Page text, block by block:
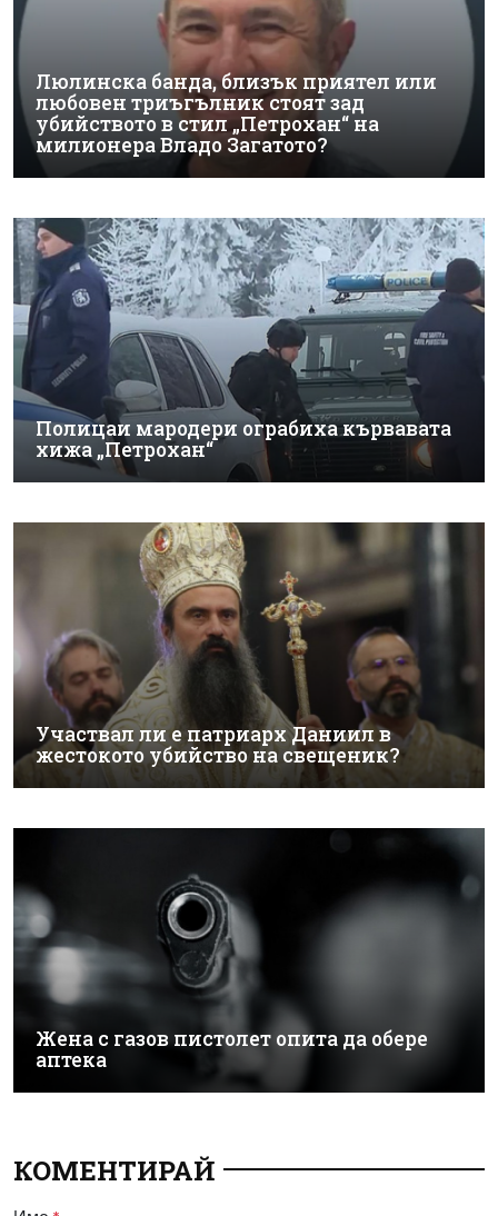
Люлинска банда, близък приятел или
любовен триъгълник стоят зад
убийството в стил „Петрохан“ на
милионера Владо Загатото?
Полицаи мародери ограбиха кървавата
хижа „Петрохан“
Участвал ли е патриарх Даниил в
жестокото убийство на свещеник?
Жена с газов пистолет опита да обере
аптека
КОМЕНТИРАЙ